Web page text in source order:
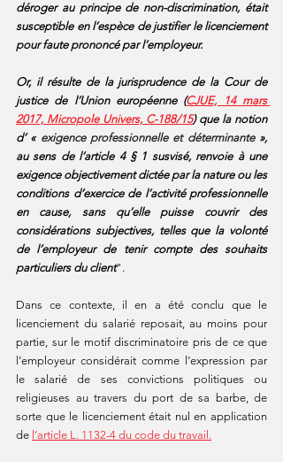
déroger au principe de non-discrimination, était
susceptible en l’espèce de justifier le licenciement
pour faute prononcé par l’employeur.
Or, il résulte de la jurisprudence de la Cour de
justice de l’Union européenne (CJUE, 14 mars
2017, Micropole Univers, C-188/15) que la notion
d’ « exigence professionnelle et déterminante »,
au sens de l’article 4 § 1 susvisé, renvoie à une
exigence objectivement dictée par la nature ou les
conditions d’exercice de l’activité professionnelle
en cause, sans qu’elle puisse couvrir des
considérations subjectives, telles que la volonté
de l’employeur de tenir compte des souhaits
particuliers du client".
Dans ce contexte, il en a été conclu que le
licenciement du salarié reposait, au moins pour
partie, sur le motif discriminatoire pris de ce que
l’employeur considérait comme l’expression par
le salarié de ses convictions politiques ou
religieuses au travers du port de sa barbe, de
sorte que le licenciement était nul en application
de l’article L. 1132-4 du code du travail.